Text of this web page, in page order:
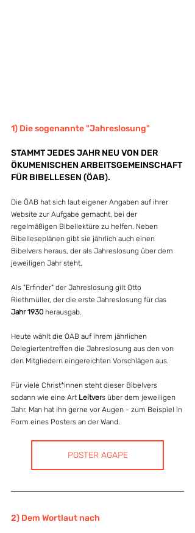
1) Die sogenannte "Jahreslosung"
STAMMT JEDES JAHR NEU VON DER
ÖKUMENISCHEN ARBEITSGEMEINSCHAFT
FÜR BIBELLESEN (ÖAB).
Die ÖAB hat sich laut eigener Angaben auf ihrer
Website zur Aufgabe gemacht, bei der
regelmäßigen Bibellektüre zu helfen. Neben
Bibelleseplänen gibt sie jährlich auch einen
Bibelvers heraus, der als Jahreslosung über dem
jeweiligen Jahr steht.
Als "Erfinder" der Jahreslosung gilt Otto
Riethmüller, der die erste Jahreslosung für das
Jahr 1930 herausgab.
Heute wählt die ÖAB auf ihrem jährlichen
Delegiertentreffen die Jahreslosung aus den von
den Mitgliedern eingereichten Vorschlägen aus.
Für viele Christ*innen steht dieser Bibelvers
sodann wie eine Art Leitvers über dem jeweiligen
Jahr. Man hat ihn gerne vor Augen - zum Beispiel in
Form eines Posters an der Wand.
POSTER AGAPE
2) Dem Wortlaut nach